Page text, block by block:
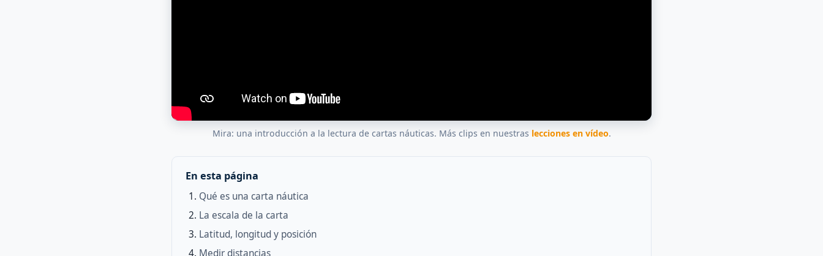
Mira: una introducción a la lectura de cartas náuticas. Más clips en nuestras lecciones en vídeo.
En esta página
Qué es una carta náutica
La escala de la carta
Latitud, longitud y posición
Medir distancias